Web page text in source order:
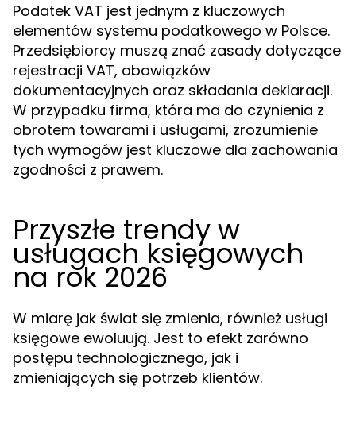
Podatek VAT jest jednym z kluczowych
elementów systemu podatkowego w Polsce.
Przedsiębiorcy muszą znać zasady dotyczące
rejestracji VAT, obowiązków
dokumentacyjnych oraz składania deklaracji.
W przypadku firma, która ma do czynienia z
obrotem towarami i usługami, zrozumienie
tych wymogów jest kluczowe dla zachowania
zgodności z prawem.
Przyszłe trendy w
usługach księgowych
na rok 2026
W miarę jak świat się zmienia, również usługi
księgowe ewoluują. Jest to efekt zarówno
postępu technologicznego, jak i
zmieniających się potrzeb klientów.